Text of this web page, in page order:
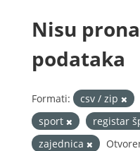
Nisu
podataka
Formati: csv / zip
sport
registar
zajednica